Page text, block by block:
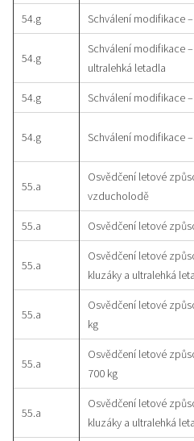
54.g Schválení modifikace
54.g
Schválení modifikace
ultralehká letadla
54.g Schválení modifikace
54.g Schválení modifikace
55.a
Osvědčení letové
vzducholodě
55.a Osvědčení letové
55.a
Osvědčení letové
kluzáky a ultralehká
55.a
Osvědčení letové
kg
55.a
Osvědčení letové
700 kg
55.a
Osvědčení letové
kluzáky a ultralehká